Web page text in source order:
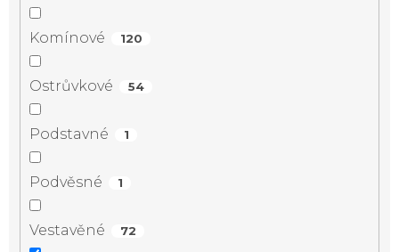
Komínové 120
Ostrůvkové 54
Podstavné 1
Podvěsné 1
Vestavěné 72